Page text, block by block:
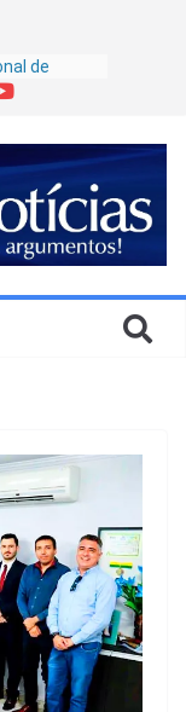
de
Polícia
2026
R$ 2,39
reafirma